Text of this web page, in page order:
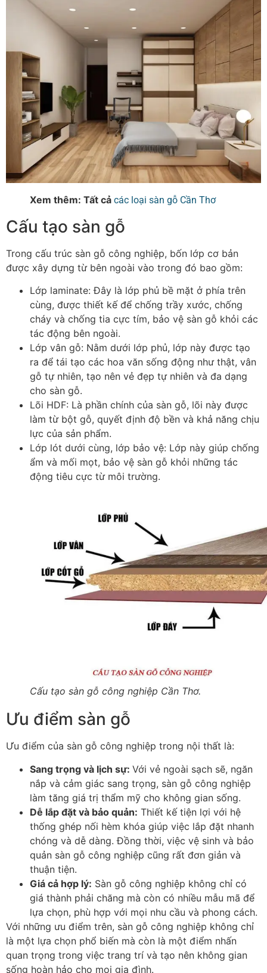
Xem thêm: Tất cả các loại sàn gỗ Cần Thơ
Cấu tạo sàn gỗ
Trong cấu trúc sàn gỗ công nghiệp, bốn lớp cơ bản
được xây dựng từ bên ngoài vào trong đó bao gồm:
Lớp laminate: Đây là lớp phủ bề mặt ở phía trên
cùng, được thiết kế để chống trầy xước, chống
cháy và chống tia cực tím, bảo vệ sàn gỗ khỏi các
tác động bên ngoài.
Lớp vân gỗ: Nằm dưới lớp phủ, lớp này được tạo
ra để tái tạo các hoa văn sống động như thật, vân
gỗ tự nhiên, tạo nên vẻ đẹp tự nhiên và đa dạng
cho sàn gỗ.
Lõi HDF: Là phần chính của sàn gỗ, lõi này được
làm từ bột gỗ, quyết định độ bền và khả năng chịu
lực của sản phẩm.
Lớp lót dưới cùng, lớp bảo vệ: Lớp này giúp chống
ẩm và mối mọt, bảo vệ sàn gỗ khỏi những tác
động tiêu cực từ môi trường.
Cấu tạo sàn gỗ công nghiệp Cần Thơ.
Ưu điểm sàn gỗ
Ưu điểm của sàn gỗ công nghiệp trong nội thất là:
Sang trọng và lịch sự: Với vẻ ngoài sạch sẽ, ngăn
nắp và cảm giác sang trọng, sàn gỗ công nghiệp
làm tăng giá trị thẩm mỹ cho không gian sống.
Dễ lắp đặt và bảo quản: Thiết kế tiện lợi với hệ
thống ghép nối hèm khóa giúp việc lắp đặt nhanh
chóng và dễ dàng. Đồng thời, việc vệ sinh và bảo
quản sàn gỗ công nghiệp cũng rất đơn giản và
thuận tiện.
Giá cả hợp lý: Sàn gỗ công nghiệp không chỉ có
giá thành phải chăng mà còn có nhiều mẫu mã để
lựa chọn, phù hợp với mọi nhu cầu và phong cách.
Với những ưu điểm trên, sàn gỗ công nghiệp không chỉ
là một lựa chọn phổ biến mà còn là một điểm nhấn
quan trọng trong việc trang trí và tạo nên không gian
sống hoàn hảo cho mọi gia đình.